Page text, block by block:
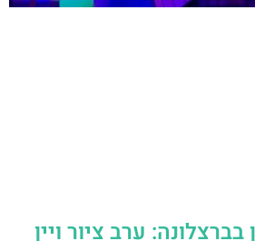
בברצלונה: ערב ציור ויין